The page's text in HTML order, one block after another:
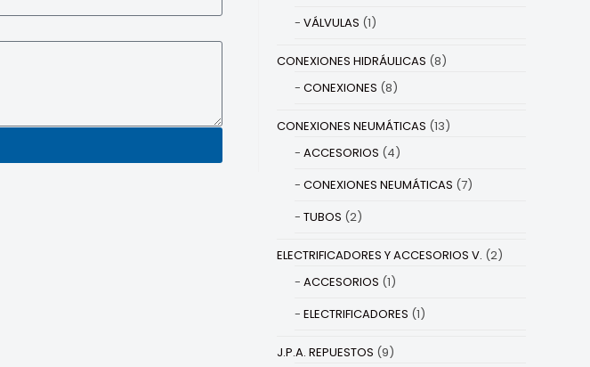
VÁLVULAS (1)
CONEXIONES HIDRÁULICAS (8)
CONEXIONES (8)
CONEXIONES NEUMÁTICAS (13)
ACCESORIOS (4)
CONEXIONES NEUMÁTICAS (7)
TUBOS (2)
ELECTRIFICADORES Y ACCESORIOS V. (2)
ACCESORIOS (1)
ELECTRIFICADORES (1)
J.P.A. REPUESTOS (9)